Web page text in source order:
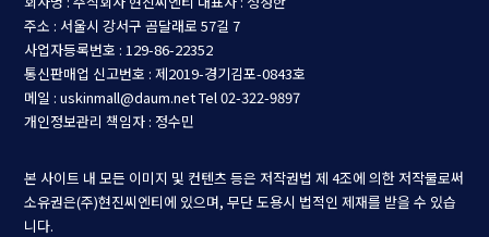
주소 : 서울시 강서구 곰달래로 57길 7
사업자등록번호 : 129-86-22352
통신판매업 신고번호 : 제2019-경기김포-0843호
메일 : uskinmall@daum.netTel 02-322-9897
개인정보관리 책임자 : 정수민
본 사이트 내 모든 이미지 및 컨텐츠 등은 저작권법 제 4조에 의한 저작물로써
소유권은(주)현진씨엔티에 있으며, 무단 도용시 법적인 제재를 받을 수 있습
니다.